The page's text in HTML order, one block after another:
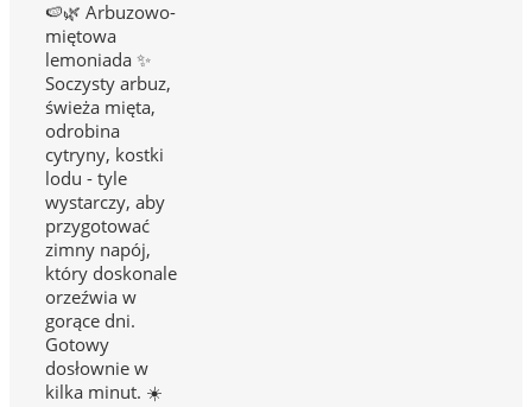
🍉🌿 Arbuzowo-
miętowa
lemoniada ✨
Soczysty arbuz,
świeża mięta,
odrobina
cytryny, kostki
lodu - tyle
wystarczy, aby
przygotować
zimny napój,
który doskonale
orzeźwia w
gorące dni.
Gotowy
dosłownie w
kilka minut. ☀️